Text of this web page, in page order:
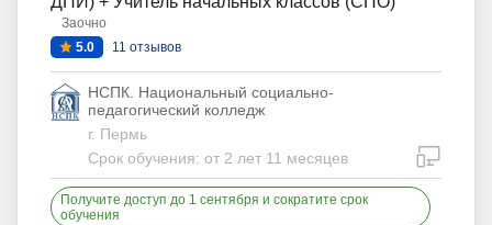
Заочно
5.0
11 отзывов
НСПК. Национальный социально-
педагогический колледж
г. Пермь
Срок обучения: от 2 лет 11 месяцев
Получите доступ до 1 сентября и сократите срок
обучения